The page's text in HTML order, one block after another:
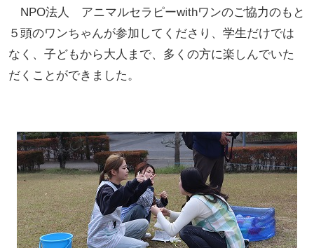
NPO法人 アニマルセラピーwithワンのご協力のもと
５頭のワンちゃんが参加してくださり、学生だけでは
なく、子どもから大人まで、多くの方に楽しんでいた
だくことができました。